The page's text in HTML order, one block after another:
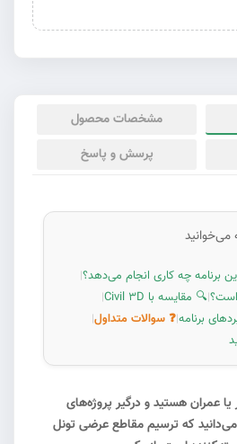
مشخصات محصول
پرسش و پاسخ
برنامه چه کاری انجام می‌دهد؟|
است؟|🔍 مقایسه با Civil 3D |
برنامه|❓ سوالات متداول|
عمران هستید و درگیر پروژه‌های
که ترسیم مقاطع عرضی تونل